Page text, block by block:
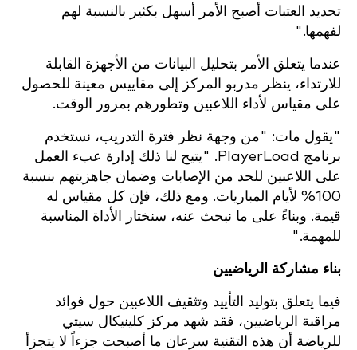
تحديد العتبات أصبح الأمر أسهل بكثير بالنسبة لهم
لفهمها."
عندما يتعلق الأمر بتحليل البيانات من الأجهزة القابلة
للارتداء، ينظر مدربو المركز إلى مقاييس معينة للحصول
على مقياس لأداء اللاعبين وتطورهم بمرور الوقت.
"يقول مات: "من وجهة نظر فترة التدريب، نستخدم
برنامج PlayerLoad. "يتيح لنا ذلك إدارة عبء العمل
على اللاعبين للحد من الإصابات وضمان جاهزيتهم بنسبة
100% لأيام المباريات. ومع ذلك، فإن كل مقياس له
قيمة. وبناءً على ما نبحث عنه، سنختار الأداة المناسبة
للمهمة."
بناء مشاركة الرياضيين
فيما يتعلق بتوليد التأييد وتثقيف اللاعبين حول فوائد
مراقبة الرياضيين، فقد شهد مركز كلينيكال سيتي
للرياضة أن هذه التقنية سرعان ما أصبحت جزءاً لا يتجزأ